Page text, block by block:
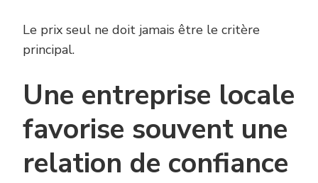
Le prix seul ne doit jamais être le critère
principal.
Une entreprise locale
favorise souvent une
relation de confiance